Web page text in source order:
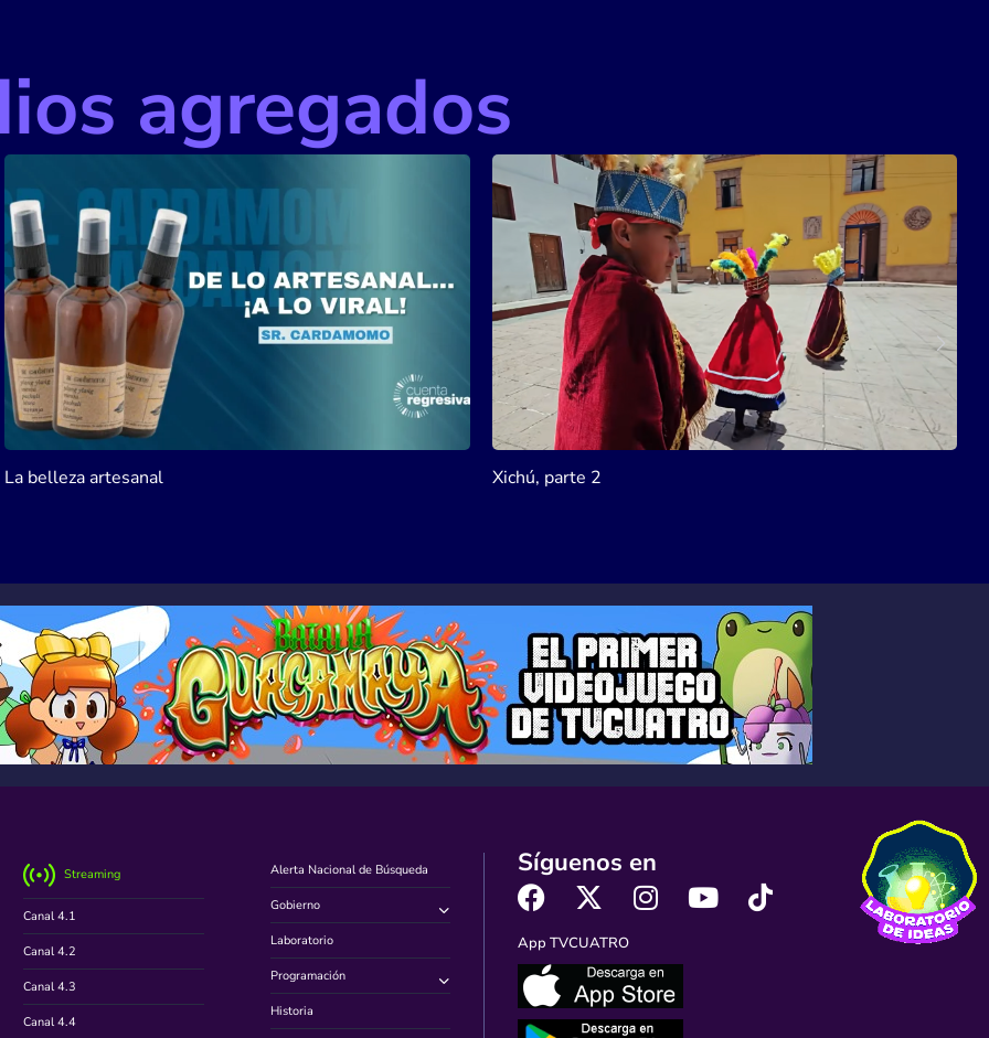
agregados
Xichú, parte 2 Astronautas
Streaming
Canal 4.1
Canal 4.2
Canal 4.3
Canal 4.4
Alerta Nacional de Búsqueda
Gobierno
Laboratorio
Programación
Historia
Síguenos en
App TVCUATRO